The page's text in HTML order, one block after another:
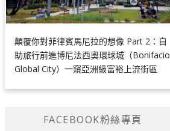
顛覆你對菲律賓馬尼拉的想像 Part 2：自
助旅行前進博尼法西奧環球城（Bonifacio
Global City）一窺亞洲級富裕上流街區
FACEBOOK粉絲專頁